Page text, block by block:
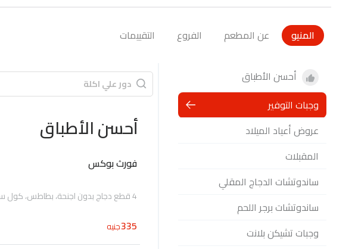
المنيو عن المطعم الفروع التقييمات
أحسن الأطباق
وجبات التوفير
عروض أعياد الميلاد
المقبلات
ساندوتشات الدجاج المقلي
ساندوتشات برجر اللحم
وجبات تشيكن بلانت
أحسن الأطباق
فورث بوكس
4 قطع دجاج بدون اجنحة، بطاطس، كول سلو، خبز و كوب ثومية
335جنيه